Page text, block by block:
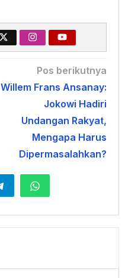
Pos berikutnya
Willem Frans Ansanay:
Jokowi Hadiri
Undangan Rakyat,
Mengapa Harus
Dipermasalahkan?